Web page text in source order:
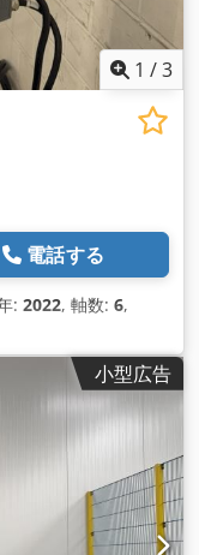
1 /3
電話する
: 2022, 軸数: 6,
小型広告